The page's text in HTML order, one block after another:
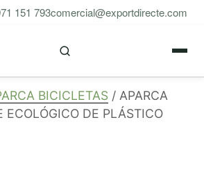
151 793comercial@exportdirecte.com
BICICLETAS / APARCA
ECOLÓGICO DE PLÁSTICO